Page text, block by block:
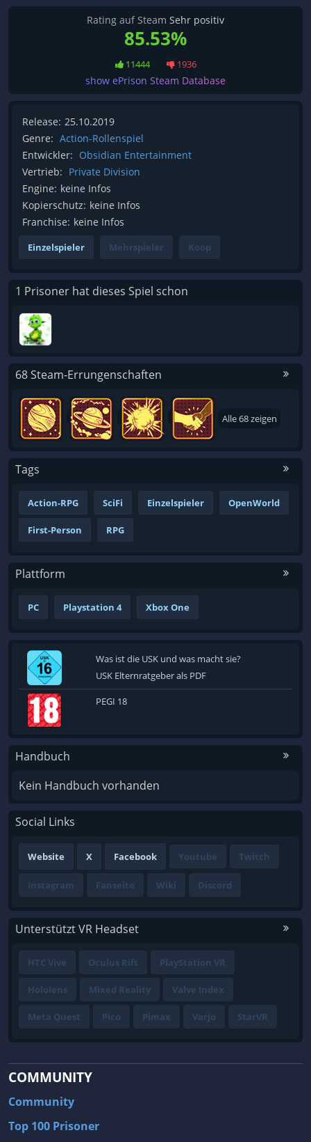
Rating auf Steam Sehr positiv
85.53%
11444 1936
show ePrison Steam Database
Release: 25.10.2019
Genre: Action-Rollenspiel
Entwickler: Obsidian Entertainment
Vertrieb: Private Division
Engine: keine Infos
Kopierschutz: keine Infos
Franchise: keine Infos
Einzelspieler Mehrspieler Koop
1 Prisoner hat dieses Spiel schon
68 Steam-Errungenschaften
Alle 68 zeigen
Tags
Action-RPG SciFi Einzelspieler OpenWorld
First-Person RPG
Plattform
PC Playstation 4 Xbox One
Was ist die USK und was macht sie?
USK Elternratgeber als PDF
PEGI 18
Handbuch
Kein Handbuch vorhanden
Social Links
Website X Facebook Youtube Twitch
Instagram Fanseite Wiki Discord
Unterstützt VR Headset
HTC Vive Oculus Rift PlayStation VR
Hololens Mixed Reality Valve Index
Meta Quest Pico Pimax Varjo StarVR
COMMUNITY
Community
Top 100 Prisoner